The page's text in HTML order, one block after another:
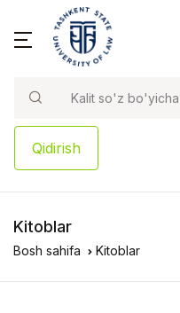
Qidirish
Kitoblar
Bosh sahifa Kitoblar